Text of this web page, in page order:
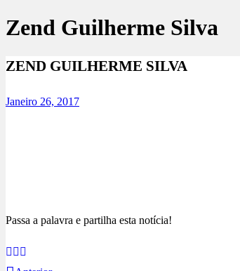
Zend Guilherme Silva
ZEND GUILHERME SILVA
Janeiro 26, 2017
Passa a palavra e partilha esta notícia!